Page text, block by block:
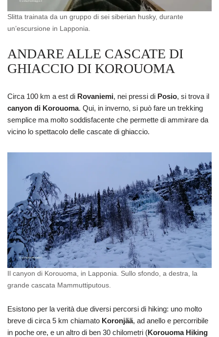
Slitta trainata da un gruppo di sei siberian husky, durante
un’escursione in Lapponia.
ANDARE ALLE CASCATE DI
GHIACCIO DI KOROUOMA
Circa 100 km a est di Rovaniemi, nei pressi di Posio, si trova il
canyon di Korouoma. Qui, in inverno, si può fare un trekking
semplice ma molto soddisfacente che permette di ammirare da
vicino lo spettacolo delle cascate di ghiaccio.
Il canyon di Korouoma, in Lapponia. Sullo sfondo, a destra, la
grande cascata Mammuttiputous.
Esistono per la verità due diversi percorsi di hiking: uno molto
breve di circa 5 km chiamato Koronjää, ad anello e percorribile
in poche ore, e un altro di ben 30 chilometri (Korouoma Hiking